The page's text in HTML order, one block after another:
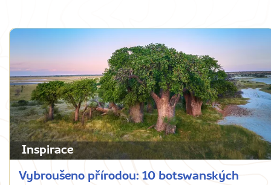
Inspirace
Vybroušeno přírodou: 10 botswanských